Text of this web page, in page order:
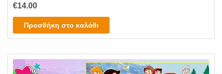
€14.00
Προσθήκη στο καλάθι